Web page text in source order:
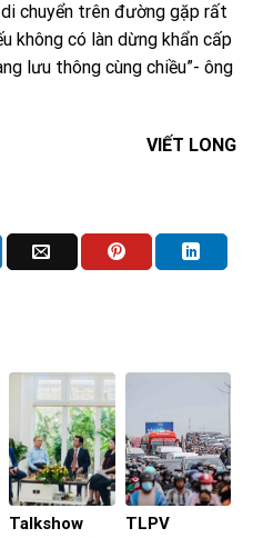
chuyển trên đường gặp rất
không có làn dừng khẩn cấp
lưu thông cùng chiều”- ông
VIẾT LONG
Talkshow
TLPV